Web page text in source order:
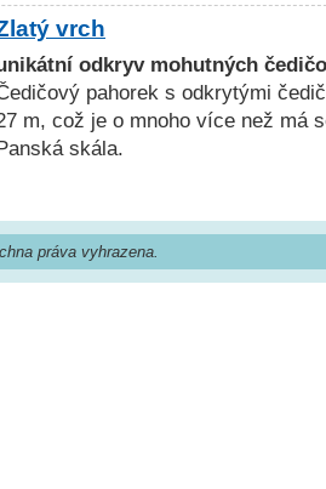
vrch
odkryv mohutných
pahorek s odkrytými
m, což je o mnoho více než má
skála.
práva vyhrazena.